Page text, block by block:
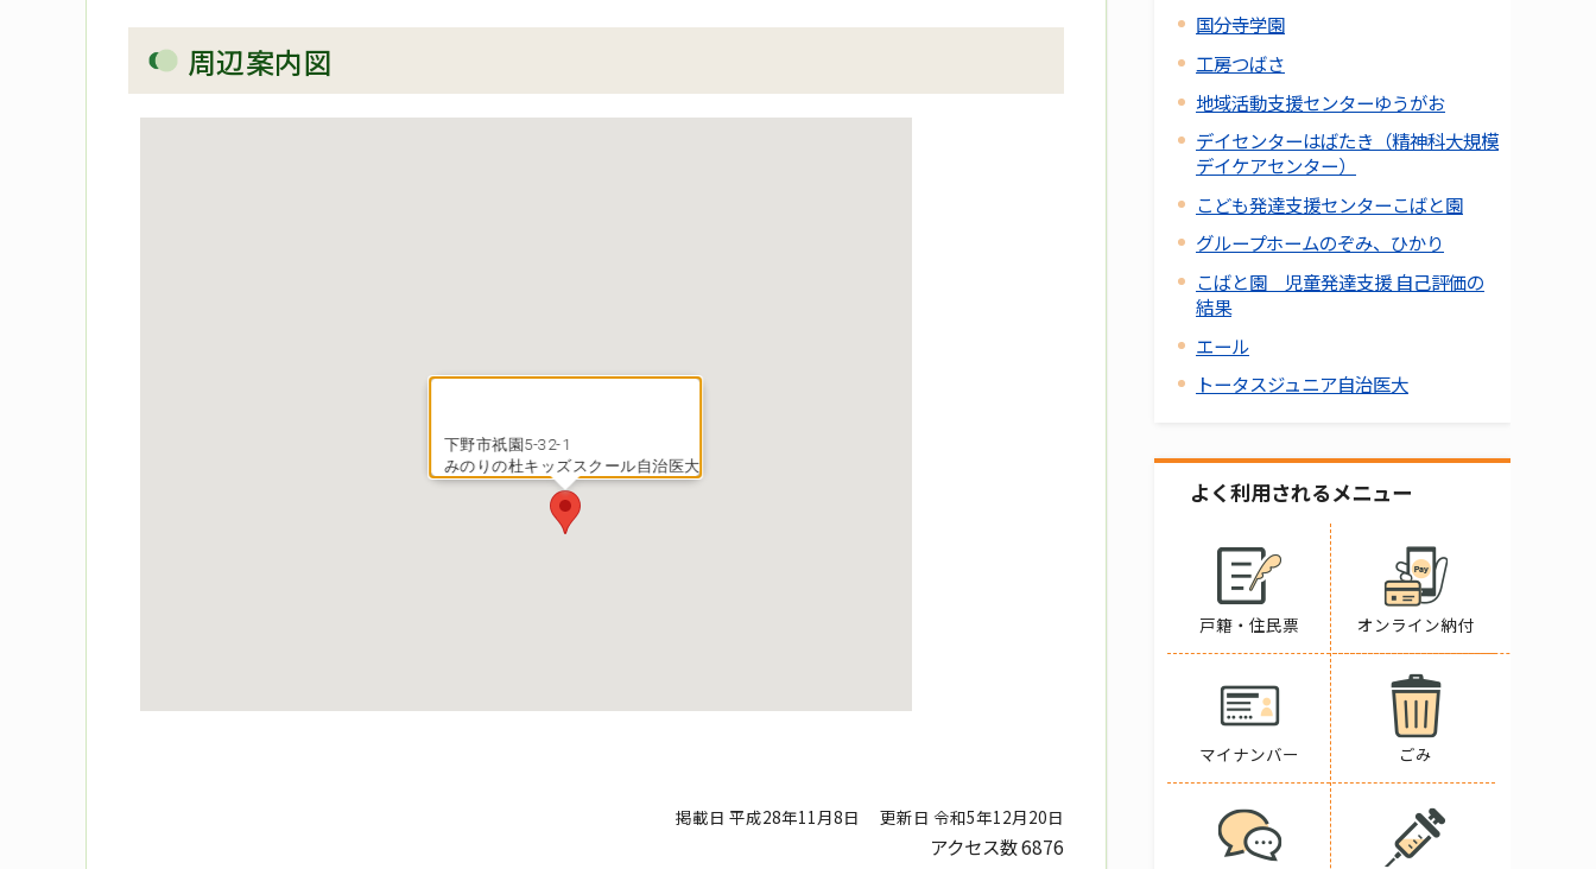
周辺案内図
下野市祇園5-32-1
みのりの杜キッズスクール自治医大
掲載日 平成28年11月8日 更新日 令和5年12月20日
アクセス数6876
国分寺学園
工房つばさ
地域活動支援センターゆうがお
デイセンターはばたき（精神科大規模
デイケアセンター）
こども発達支援センターこばと園
グループホームのぞみ、ひかり
こばと園 児童発達支援 自己評価の
結果
エール
トータスジュニア自治医大
よく利用されるメニュー
戸籍・住民票 オンライン納付
マイナンバー ごみ